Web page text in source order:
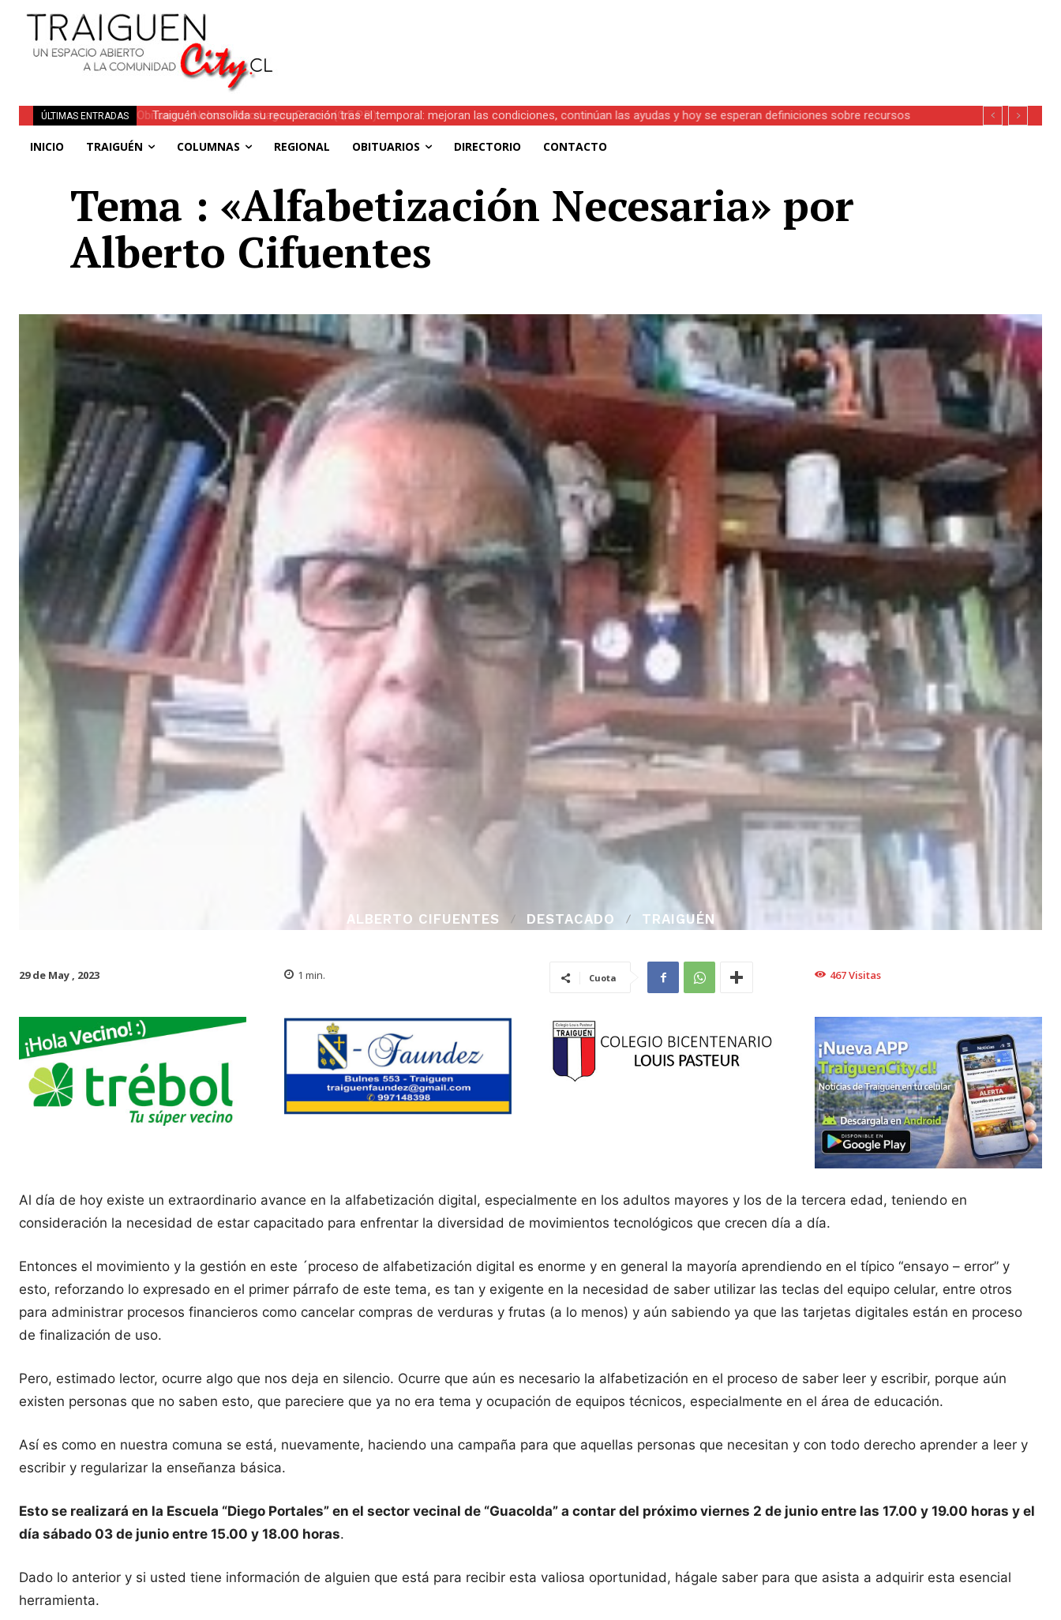
ÚLTIMAS ENTRADAS
Traiguén consolida su recuperación tras el temporal: mejoran las condiciones, continúan las ayudas y hoy se esperan definiciones sobre recursos
INICIO TRAIGUÉN COLUMNAS REGIONAL OBITUARIOS DIRECTORIO CONTACTO
Tema : «Alfabetización Necesaria» por
Alberto Cifuentes
ALBERTO CIFUENTES DESTACADO TRAIGUÉN
29 de May , 2023 1 min. Cuota 467Visitas
Al día de hoy existe un extraordinario avance en la alfabetización digital, especialmente en los adultos mayores y los de la tercera edad, teniendo en
consideración la necesidad de estar capacitado para enfrentar la diversidad de movimientos tecnológicos que crecen día a día.
Entonces el movimiento y la gestión en este ´proceso de alfabetización digital es enorme y en general la mayoría aprendiendo en el típico “ensayo – error” y
esto, reforzando lo expresado en el primer párrafo de este tema, es tan y exigente en la necesidad de saber utilizar las teclas del equipo celular, entre otros
para administrar procesos financieros como cancelar compras de verduras y frutas (a lo menos) y aún sabiendo ya que las tarjetas digitales están en proceso
de finalización de uso.
Pero, estimado lector, ocurre algo que nos deja en silencio. Ocurre que aún es necesario la alfabetización en el proceso de saber leer y escribir, porque aún
existen personas que no saben esto, que pareciere que ya no era tema y ocupación de equipos técnicos, especialmente en el área de educación.
Así es como en nuestra comuna se está, nuevamente, haciendo una campaña para que aquellas personas que necesitan y con todo derecho aprender a leer y
escribir y regularizar la enseñanza básica.
Esto se realizará en la Escuela “Diego Portales” en el sector vecinal de “Guacolda” a contar del próximo viernes 2 de junio entre las 17.00 y 19.00 horas y el
día sábado 03 de junio entre 15.00 y 18.00 horas.
Dado lo anterior y si usted tiene información de alguien que está para recibir esta valiosa oportunidad, hágale saber para que asista a adquirir esta esencial
herramienta.